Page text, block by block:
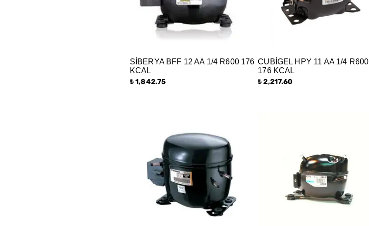
SİBERYA BFF 12 AA 1/4 R600 176
KCAL
₺ 1,842.75
CUBİGEL HPY 11 AA 1/4 R600
176 KCAL
₺ 2,217.60